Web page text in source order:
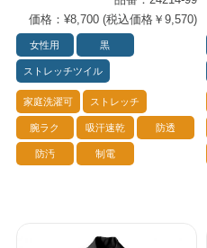
価格：¥8,700 (税込価格￥9,570)
女性用 黒
ストレッチツイル
家庭洗濯可 ストレッチ
腕ラク 吸汗速乾 防透
防汚 制電